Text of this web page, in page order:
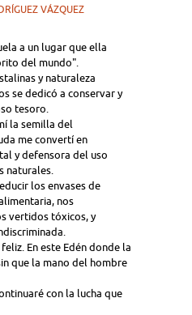
VÁZQUEZ
a un lugar que ella
del mundo".
y naturaleza
se dedicó a conservar y
tesoro.
la semilla del
me convertí en
y defensora del uso
naturales.
los envases de
nos
vertidos tóxicos, y
En este Edén donde la
que la mano del hombre
con la lucha que